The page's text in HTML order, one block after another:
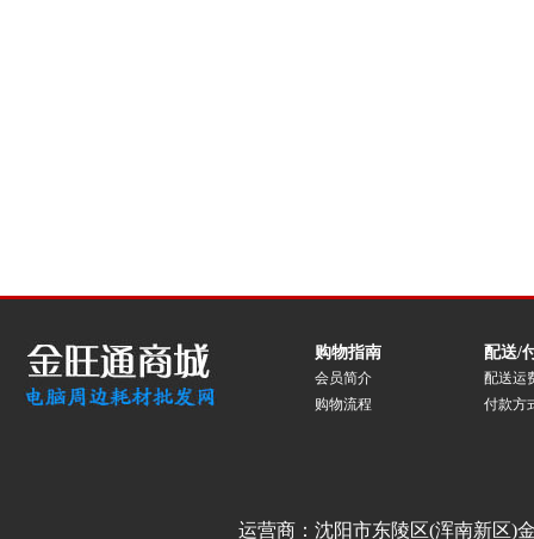
购物指南
会员简介
购物流程
配送/
配送运
付款方
运营商：沈阳市东陵区(浑南新区)